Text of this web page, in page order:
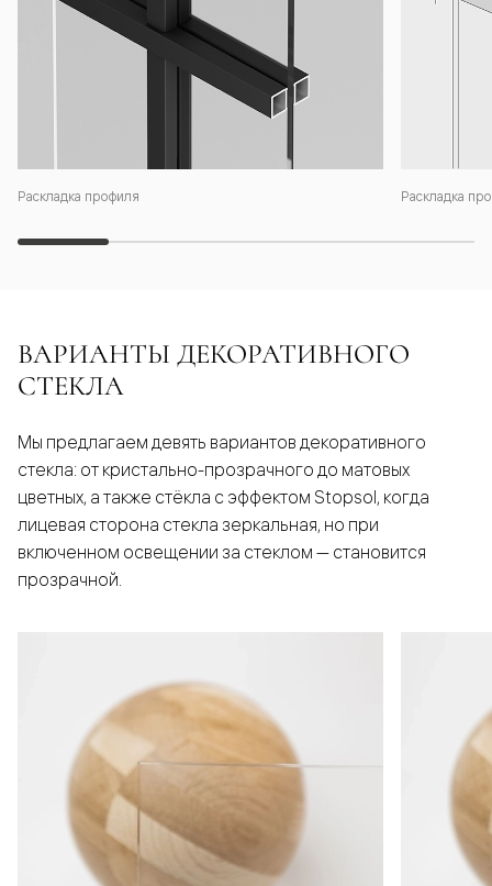
Раскладка профиля Раскладка
ВАРИАНТЫ ДЕКОРАТИВНОГО
СТЕКЛА
Мы предлагаем девять вариантов декоративного
стекла: от кристально-прозрачного до матовых
цветных, а также стёкла с эффектом Stopsol, когда
лицевая сторона стекла зеркальная, но при
включенном освещении за стеклом — становится
прозрачной.